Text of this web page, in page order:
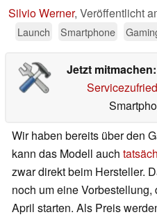
Silvio Werner, Veröffentlicht
Launch Smartphone
Jetzt mitmachen:
Wir haben bereits über den
kann das Modell auch
zwar direkt beim Hersteller.
noch um eine
April starten. Als Preis